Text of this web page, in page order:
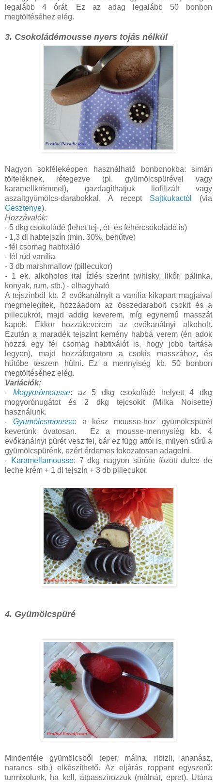
legalább 4 órát. Ez az adag legalább 50 bonbon
megtöltéséhez elég.
3. Csokoládémousse nyers tojás nélkül
Nagyon sokféleképpen használható bonbonokba: simán
tölteléknek, rétegezve (pl. gyümölcspürével vagy
karamellkrémmel), gazdagíthatjuk liofilizált vagy
aszaltgyümölcs-darabokkal. A recept Sajtkukactól
(via
Gesztenye).
Hozzávalók:
- 5 dkg csokoládé (lehet tej-, ét- és fehércsokoládé is)
- 1,3 dl habtejszín (min. 30%, behűtve)
- fél csomag habfixáló
- fél rúd vanília
- 3 db marshmallow (pillecukor)
- 1 ek. alkoholos ital ízlés szerint (whisky, likőr, pálinka,
konyak, rum, stb.) - elhagyható
A tejszínből kb. 2 evőkanálnyit a vanília kikapart magjaival
megmelegítek, hozzáadom az összedarabolt csokit és a
pillecukrot, majd addig keverem, míg egynemű masszát
kapok. Ekkor hozzákeverem az evőkanálnyi alkoholt.
Ezután a maradék tejszínt kemény habbá verem (én adok
hozzá egy fél csomag habfixálót is, hogy jobb tartása
legyen), majd hozzáforgatom a csokis masszához, és
hűtőbe teszem hűlni. Ez a mennyiség kb. 50 bonbon
megtöltéséhez elég.
Variációk:
- Mogyorómousse: az 5 dkg csokoládé helyett 4 dkg
mogyorónugátot és 2 dkg tejcsokit (Milka Noisette)
használunk.
- Gyümölcsmousse: a kész mousse-hoz gyümölcspürét
keverünk óvatosan. Ez a mousse-mennysiég kb. 4
evőkanálnyi pürét vesz fel, bár ez függ attól is, milyen sűrű a
gyümölcspürénk, ezért érdemes fokozatosan adagolni.
- Karamellamousse: 7 dkg nagyon sűrűre főzött dulce de
leche krém + 1 dl tejszín + 3 db pillecukor.
4. Gyümölcspüré
Mindenféle gyümölcsből (eper, málna, ribizli, ananász,
narancs stb.) elkészíthető. Az eljárás roppant egyszerű:
turmixolunk, ha kell, átpasszírozzuk (málnát, epret). Utána